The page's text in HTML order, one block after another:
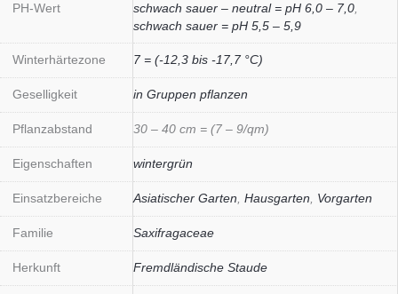
PH-Wert
schwach sauer – neutral = pH 6,0 – 7,0
schwach sauer = pH 5,5 – 5,9
Winterhärtezone 7 = (-12,3 bis -17,7 °C)
Geselligkeit in Gruppen pflanzen
Pflanzabstand 30 – 40 cm = (7 – 9/qm)
Eigenschaften wintergrün
Einsatzbereiche Asiatischer Garten Hausgarten Vorgarten
Familie Saxifragaceae
Herkunft Fremdländische Staude